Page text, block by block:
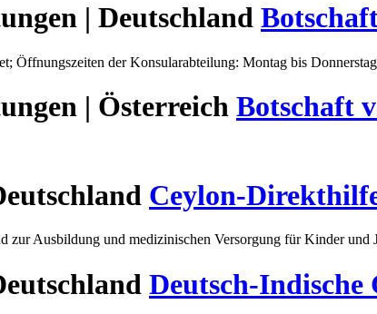
| Deutschland
Öffnungszeiten der Konsularabteilung: Montag bis
| Österreich Botschaft
Ceylon-
zur Ausbildung und medizinischen Versorgung für Kinder und
Deutsch-Indische